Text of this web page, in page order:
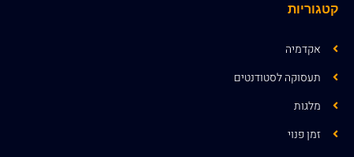
קטגוריות
אקדמיה
תעסוקה לסטודנטים
מלגות
זמן פנוי